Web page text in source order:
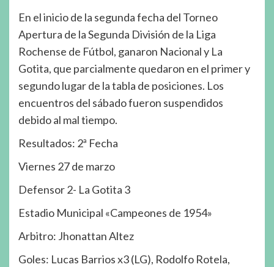
En el inicio de la segunda fecha del Torneo
Apertura de la Segunda División de la Liga
Rochense de Fútbol, ganaron Nacional y La
Gotita, que parcialmente quedaron en el primer y
segundo lugar de la tabla de posiciones. Los
encuentros del sábado fueron suspendidos
debido al mal tiempo.
Resultados: 2ª Fecha
Viernes 27 de marzo
Defensor 2- La Gotita 3
Estadio Municipal «Campeones de 1954»
Arbitro: Jhonattan Altez
Goles: Lucas Barrios x3 (LG), Rodolfo Rotela,